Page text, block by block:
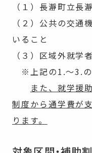
（１）長瀞町立長
（２）公共の交通
いること
（３）区域外就学
※上記の1.～3.の
また、就学援
制度から通学費が
ります。